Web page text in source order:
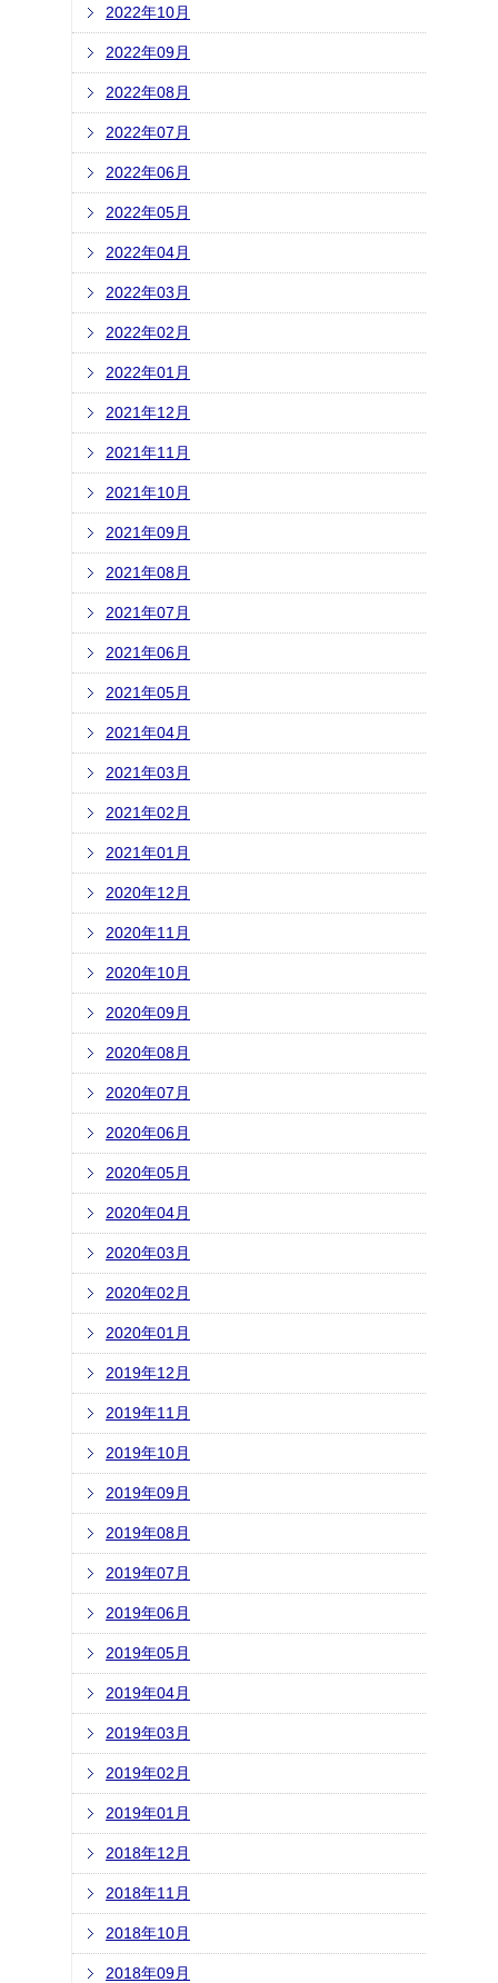
2022年10月
2022年09月
2022年08月
2022年07月
2022年06月
2022年05月
2022年04月
2022年03月
2022年02月
2022年01月
2021年12月
2021年11月
2021年10月
2021年09月
2021年08月
2021年07月
2021年06月
2021年05月
2021年04月
2021年03月
2021年02月
2021年01月
2020年12月
2020年11月
2020年10月
2020年09月
2020年08月
2020年07月
2020年06月
2020年05月
2020年04月
2020年03月
2020年02月
2020年01月
2019年12月
2019年11月
2019年10月
2019年09月
2019年08月
2019年07月
2019年06月
2019年05月
2019年04月
2019年03月
2019年02月
2019年01月
2018年12月
2018年11月
2018年10月
2018年09月